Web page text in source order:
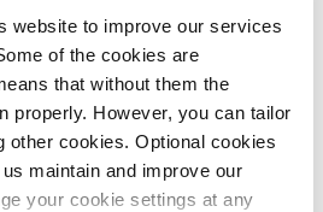
website to improve our services
of the cookies are
that without them the
properly. However, you can tailor
other cookies. Optional cookies
maintain and improve our
your cookie settings at any
ostavan lippunsa
voidaan kuljettaa